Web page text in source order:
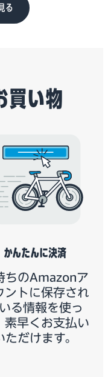
る
買い物
かんたんに決済
ちのAmazonア
ントに保存され
る情報を使っ
素早くお支払い
ただけます。